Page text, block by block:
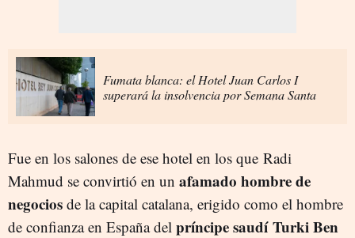
Fumata blanca: el Hotel Juan Carlos I
superará la insolvencia por Semana Santa
Fue en los salones de ese hotel en los que Radi
Mahmud se convirtió en un afamado hombre de
negocios de la capital catalana, erigido como el hombre
de confianza en España del príncipe saudí Turki Ben